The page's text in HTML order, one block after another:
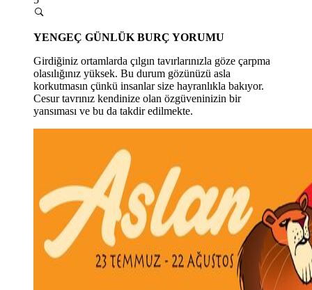
YENGEÇ GÜNLÜK BURÇ YORUMU
Girdiğiniz ortamlarda çılgın tavırlarınızla göze çarpma
olasılığınız yüksek. Bu durum gözünüzü asla
korkutmasın çünkü insanlar size hayranlıkla bakıyor.
Cesur tavrınız kendinize olan özgüveninizin bir
yansıması ve bu da takdir edilmekte.